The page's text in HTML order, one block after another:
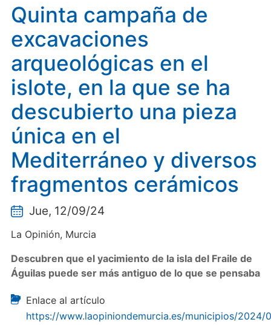
el islote, en la que se ha descubierto una pieza única
en el Mediterráneo y diversos fragmentos cerámicos
Quinta campaña de
excavaciones
arqueológicas en el
islote, en la que se ha
descubierto una pieza
única en el
Mediterráneo y diversos
fragmentos cerámicos
Jue, 12/09/24
La Opinión, Murcia
Descubren que el yacimiento de la isla del Fraile de
Águilas puede ser más antiguo de lo que se pensaba
Enlace al artículo
https://www.laopiniondemurcia.es/municipios/2024/